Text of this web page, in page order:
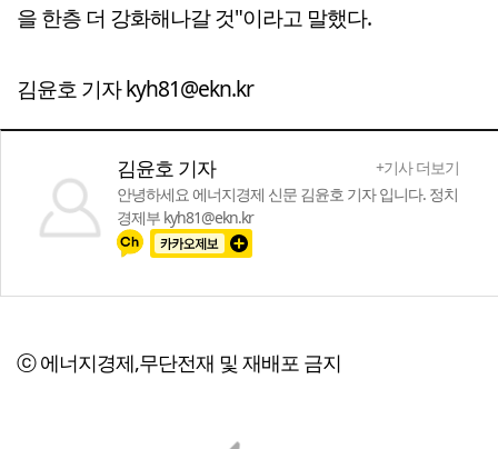
을 한층 더 강화해나갈 것"이라고 말했다.
김윤호 기자 kyh81@ekn.kr
김윤호 기자
+기사 더보기
안녕하세요 에너지경제 신문 김윤호 기자 입니다. 정치
경제부 kyh81@ekn.kr
ⓒ 에너지경제,무단전재 및 재배포 금지